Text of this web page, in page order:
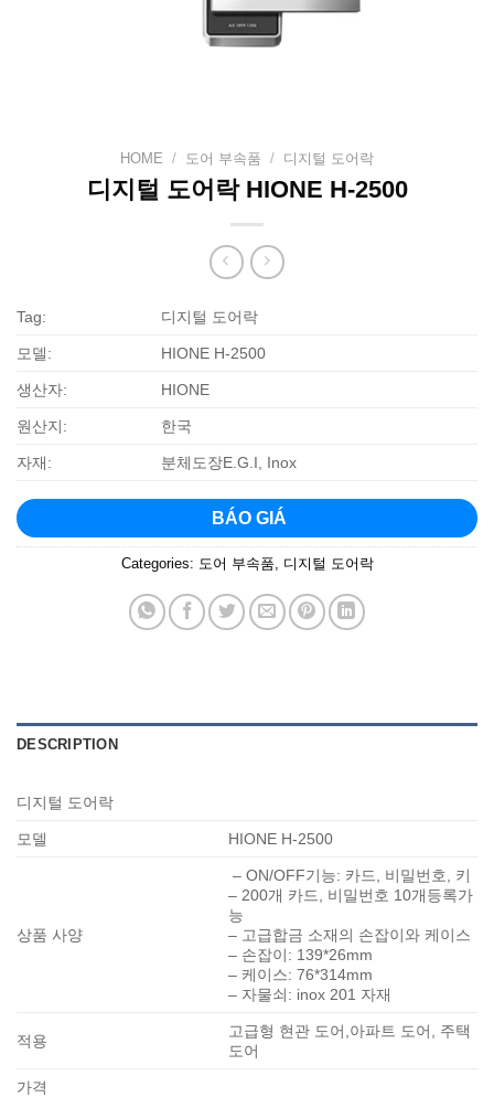
HOME / 도어 부속품 / 디지털 도어락
디지털 도어락 HIONE H-2500
Tag: 디지털 도어락
모델: HIONE H-2500
생산자: HIONE
원산지: 한국
자재: 분체도장E.G.I, Inox
BÁO GIÁ
Categories: 도어 부속품 디지털 도어락
DESCRIPTION
디지털 도어락
모델 HIONE H-2500
상품 사양
– ON/OFF기능: 카드, 비밀번호, 키
– 200개 카드, 비밀번호 10개등록가
능
– 고급합금 소재의 손잡이와 케이스
– 손잡이: 139*26mm
– 케이스: 76*314mm
– 자물쇠: inox 201 자재
적용
고급형 현관 도어,아파트 도어, 주택
도어
가격